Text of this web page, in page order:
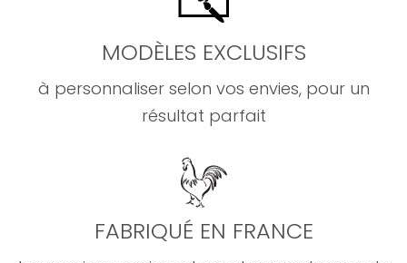
MODÈLES EXCLUSIFS
à personnaliser selon vos envies, pour un
résultat parfait
FABRIQUÉ EN FRANCE